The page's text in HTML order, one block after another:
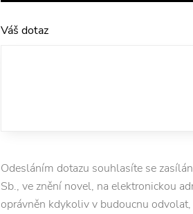
Váš dotaz
Odesláním dotazu souhlasíte se
Sb., ve znění novel, na elektronickou
oprávněn kdykoliv v budoucnu